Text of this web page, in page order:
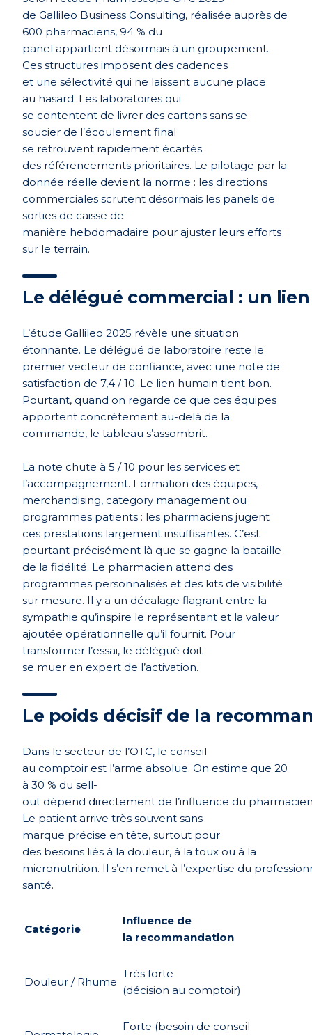
de Gallileo Business Consulting, réalisée auprès de
600 pharmaciens, 94 % du
panel appartient désormais à un groupement.
Ces structures imposent des cadences
et une sélectivité qui ne laissent aucune place
au hasard. Les laboratoires qui
se contentent de livrer des cartons sans se
soucier de l’écoulement final
se retrouvent rapidement écartés
des référencements prioritaires. Le pilotage par la
donnée réelle devient la norme : les directions
commerciales scrutent désormais les panels de
sorties de caisse de
manière hebdomadaire pour ajuster leurs efforts
sur le terrain.
Le délégué commercial : un
L’étude Gallileo 2025 révèle une situation
étonnante. Le délégué de laboratoire reste le
premier vecteur de confiance, avec une note de
satisfaction de 7,4 / 10. Le lien humain tient bon.
Pourtant, quand on regarde ce que ces équipes
apportent concrètement au-delà de la
commande, le tableau s’assombrit.
La note chute à 5 / 10 pour les services et
l’accompagnement. Formation des équipes,
merchandising, category management ou
programmes patients : les pharmaciens jugent
ces prestations largement insuffisantes. C’est
pourtant précisément là que se gagne la bataille
de la fidélité. Le pharmacien attend des
programmes personnalisés et des kits de visibilité
sur mesure. Il y a un décalage flagrant entre la
sympathie qu’inspire le représentant et la valeur
ajoutée opérationnelle qu’il fournit. Pour
transformer l’essai, le délégué doit
se muer en expert de l’activation.
Le poids décisifde la
Dans le secteur de l’OTC, le conseil
au comptoir est l’arme absolue. On estime que 20
à 30 % du sell-
out dépend directement de l’influence du
Le patient arrive très souvent sans
marque précise en tête, surtout pour
des besoins liés à la douleur, à la toux ou à la
micronutrition. Il s’en remet à l’expertise du
santé.
Catégorie
Influence de
la recommandation
Douleur / Rhume
Très forte
(décision au comptoir)
Forte (besoin de conseil